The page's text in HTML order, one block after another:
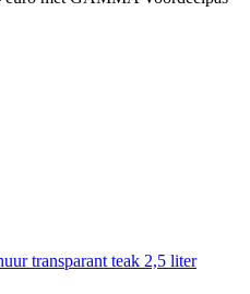
transparant teak 2,5 liter